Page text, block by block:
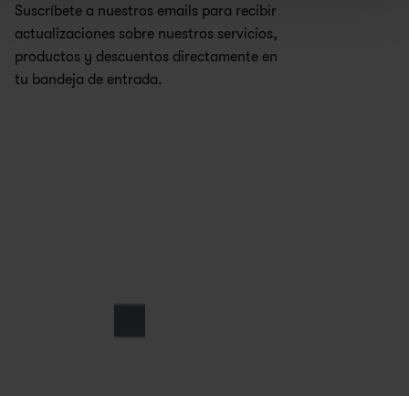
Suscríbete a nuestros emails para recibir
actualizaciones sobre nuestros servicios,
productos y descuentos directamente en
tu bandeja de entrada.